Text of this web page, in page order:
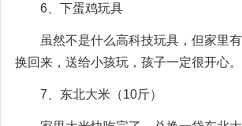
6、下蛋鸡玩具
虽然不是什么高科技玩具，但家里
换回来，送给小孩玩，孩子一定很开心。
7、东北大米（10斤）